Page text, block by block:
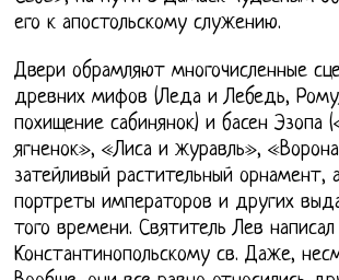
его к апостольскому служению.
Двери обрамляют многочисленные
древних мифов (Леда и Лебедь,
похищение сабинянок) и басен Эзопа
ягненок», «Лиса и журавль»,
затейливый растительный орнамент,
портреты императоров и других
того времени. Святитель Лев
Константинопольскому св. Даже,